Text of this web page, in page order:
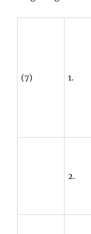
(7) 1.
2.